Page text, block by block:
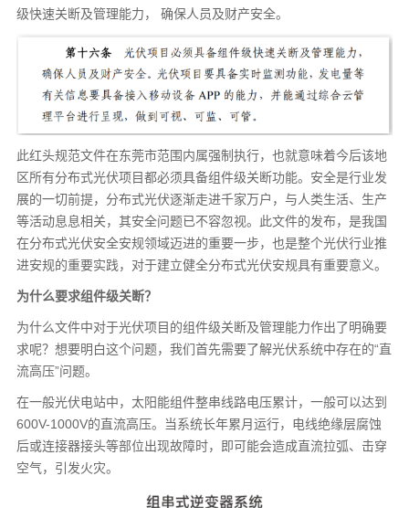
级快速关断及管理能力， 确保人员及财产安全。
此红头规范文件在东莞市范围内属强制执行，也就意味着今后该地
区所有分布式光伏项目都必须具备组件级关断功能。安全是行业发
展的一切前提，分布式光伏逐渐走进千家万户，与人类生活、生产
等活动息息相关，其安全问题已不容忽视。此文件的发布，是我国
在分布式光伏安全安规领域迈进的重要一步，也是整个光伏行业推
进安规的重要实践，对于建立健全分布式光伏安规具有重要意义。
为什么要求组件级关断？
为什么文件中对于光伏项目的组件级关断及管理能力作出了明确要
求呢？想要明白这个问题，我们首先需要了解光伏系统中存在的“直
流高压”问题。
在一般光伏电站中，太阳能组件整串线路电压累计，一般可以达到
600V-1000V的直流高压。当系统长年累月运行，电线绝缘层腐蚀
后或连接器接头等部位出现故障时，即可能会造成直流拉弧、击穿
空气，引发火灾。